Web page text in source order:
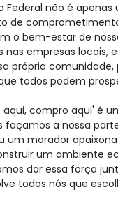
Federal não é
de
o bem-estar de
nas empresas locais,
própria
todos podem
aqui, compro aqui' é
façamos a nossa
um morador
um ambiente
dar essa força
todos nós que